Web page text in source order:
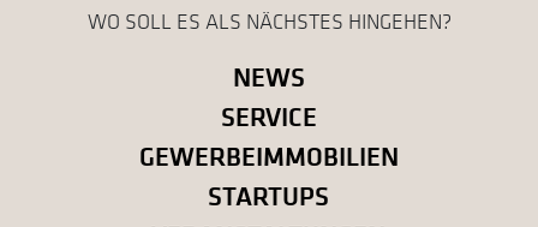
WO SOLL ES ALS NÄCHSTES HINGEHEN?
NEWS
SERVICE
GEWERBEIMMOBILIEN
STARTUPS